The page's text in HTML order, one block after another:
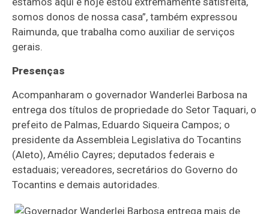
somos donos de nossa casa”, também expressou
Raimunda, que trabalha como auxiliar de serviços
gerais.
Presenças
Acompanharam o governador Wanderlei Barbosa na
entrega dos títulos de propriedade do Setor Taquari, o
prefeito de Palmas, Eduardo Siqueira Campos; o
presidente da Assembleia Legislativa do Tocantins
(Aleto), Amélio Cayres; deputados federais e
estaduais; vereadores, secretários do Governo do
Tocantins e demais autoridades.